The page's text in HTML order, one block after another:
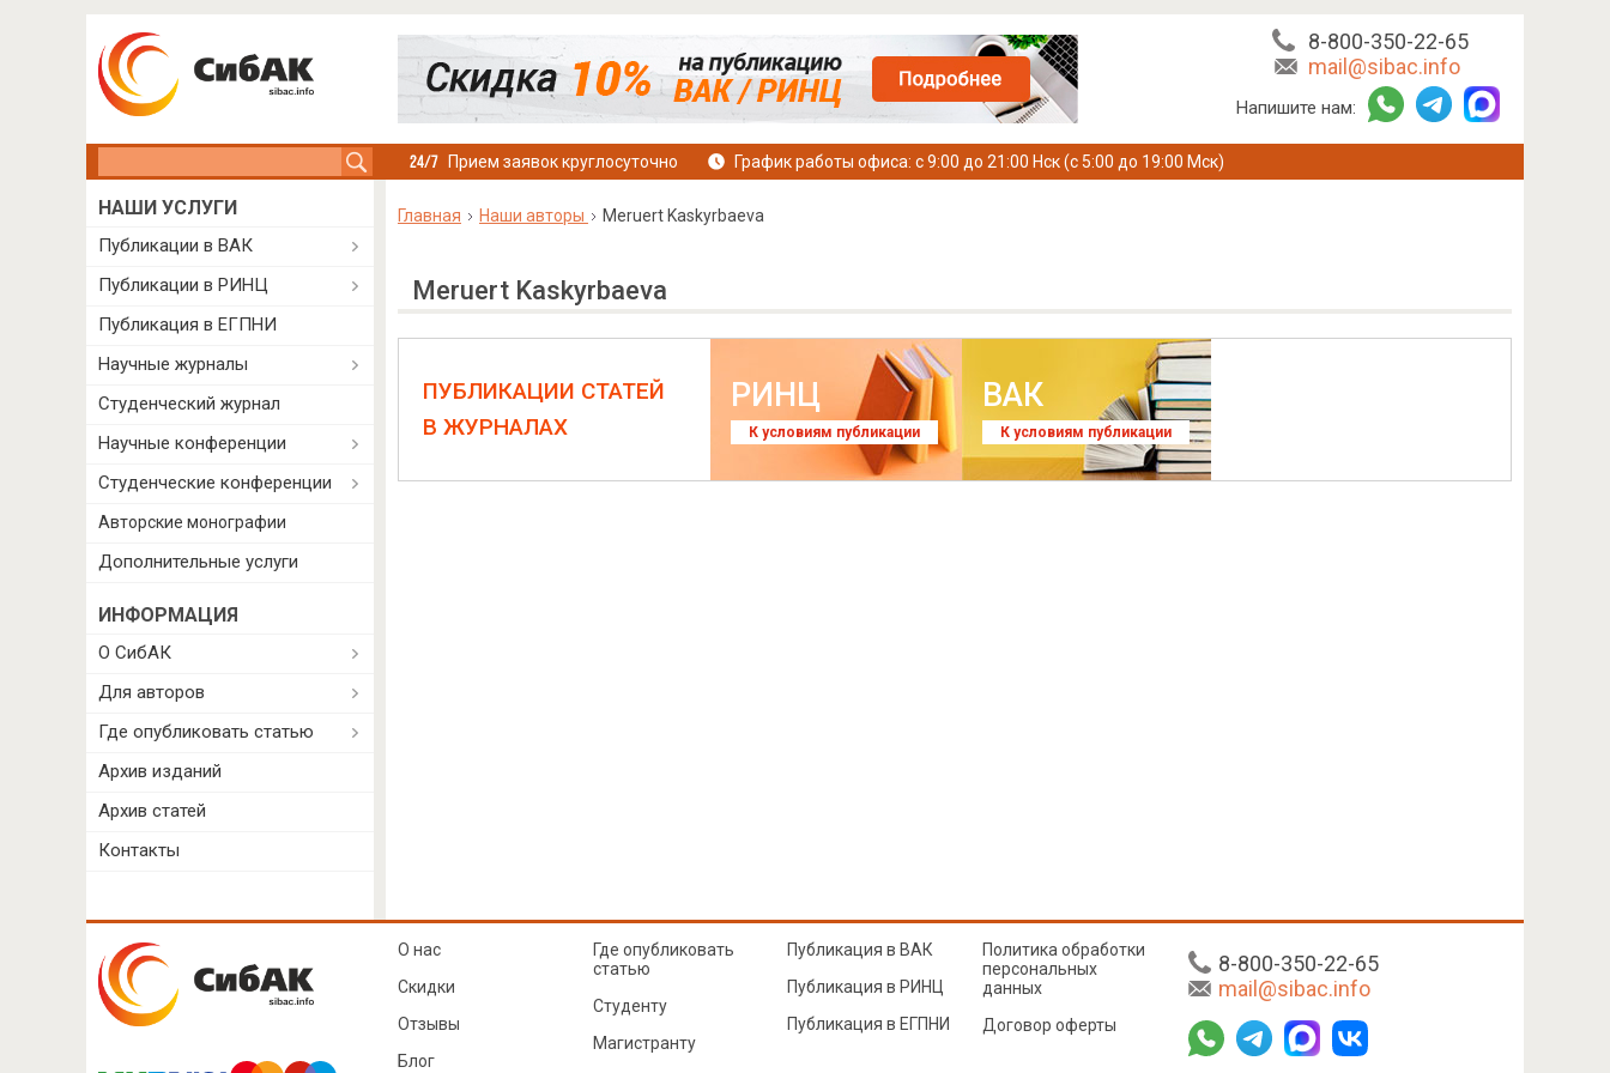
8-800-350-22-65
mail@sibac.info
Напишите нам:
Прием заявок круглосуточно График работы офиса: с 9:00 до 21:00 Нск (с 5:00 до 19:00 Мск)
Главная Наши авторы Meruert Kaskyrbaeva
Meruert Kaskyrbaeva
ПУБЛИКАЦИИ СТАТЕЙ
В ЖУРНАЛАХ
РИНЦ
К условиям публикации
ВАК
К условиям публикации
НАШИ УСЛУГИ
Публикации в ВАК
Публикации в РИНЦ
Публикация в ЕГПНИ
Научные журналы
Студенческий журнал
Научные конференции
Студенческие конференции
Авторские монографии
Дополнительные услуги
ИНФОРМАЦИЯ
О СибАК
Для авторов
Где опубликовать статью
Архив изданий
Архив статей
Контакты
8-800-350-22-65
mail@sibac.info
О нас
Скидки
Отзывы
Блог
Где опубликовать
статью
Студенту
Магистранту
Публикация в ВАК
Публикация в РИНЦ
Публикация в ЕГПНИ
Политика обработки
персональных
данных
Договор оферты